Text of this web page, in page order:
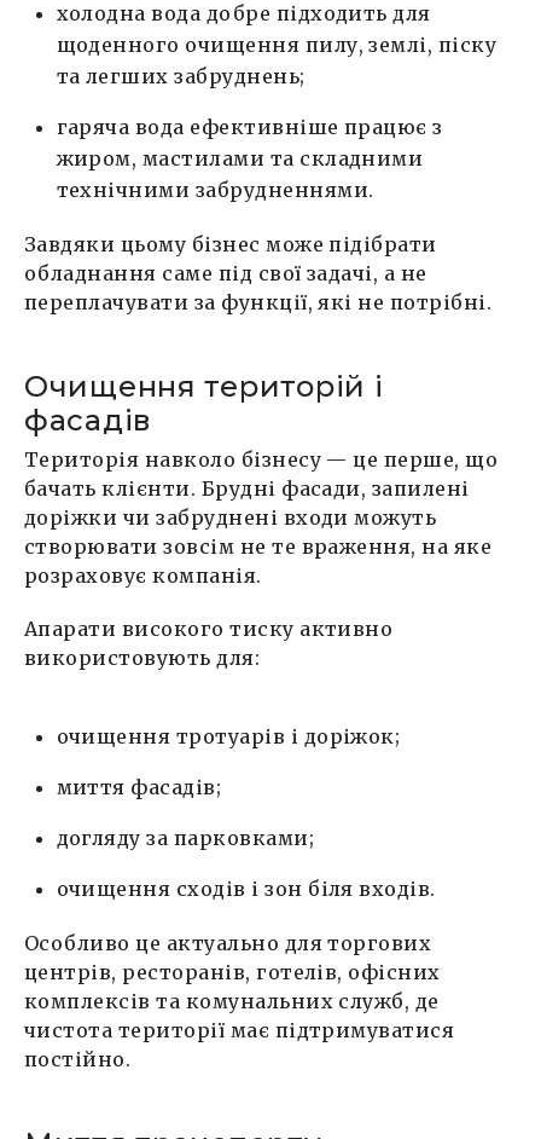
холодна вода добре підходить для
щоденного очищення пилу, землі, піску
та легших забруднень;
гаряча вода ефективніше працює з
жиром, мастилами та складними
технічними забрудненнями.
Завдяки цьому бізнес може підібрати
обладнання саме під свої задачі, а не
переплачувати за функції, які не потрібні.
Очищення територій і
фасадів
Територія навколо бізнесу — це перше, що
бачать клієнти. Брудні фасади, запилені
доріжки чи забруднені входи можуть
створювати зовсім не те враження, на яке
розраховує компанія.
Апарати високого тиску активно
використовують для:
очищення тротуарів і доріжок;
миття фасадів;
догляду за парковками;
очищення сходів і зон біля входів.
Особливо це актуально для торгових
центрів, ресторанів, готелів, офісних
комплексів та комунальних служб, де
чистота території має підтримуватися
постійно.